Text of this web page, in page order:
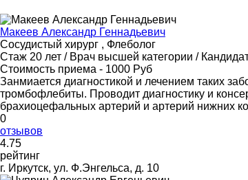
Макеев Александр Геннадьевич
Сосудистый хирург , Флеболог
Стаж 20 лет / Врач высшей категории /
Стоимость приема - 1000 Руб
Занмиается диагностикой и лечением таких
тромбофлебиты. Проводит диагностику и
брахиоцефальных артерий и артерий нижних
0
отзывов
4.75
рейтинг
г. Иркутск, ул. Ф.Энгельса, д. 10